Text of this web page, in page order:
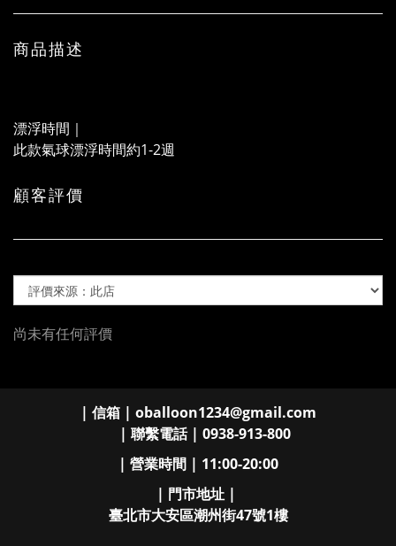
商品描述
漂浮時間｜
此款氣球漂浮時間約1-2週
顧客評價
尚未有任何評價
| 信箱 | oballoon1234@gmail.com
| 聯繫電話 | 0938-913-800
| 營業時間 | 11:00-20:00
| 門市地址 |
臺北市大安區潮州街47號1樓